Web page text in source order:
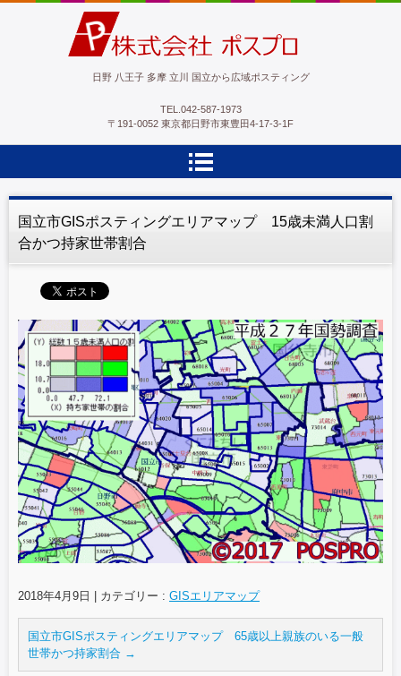
ポスプロ|GPSポスティング100％
日野 八王子 多摩 立川 国立から広域ポスティング
TEL. 042-587-1973
〒191-0052 東京都日野市東豊田4-17-3-1F
国立市GISポスティングエリアマップ 15歳未満人口割
合かつ持家世帯割合
2018年4月9日 カテゴリー : GISエリアマップ
国立市GISポスティングエリアマップ 65歳以上親族のいる一般
世帯かつ持家割合 →